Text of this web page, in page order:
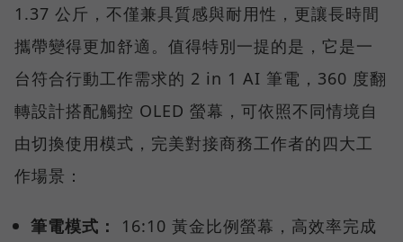
1.37 公斤，不僅兼具質感與耐用性，更讓長時間
攜帶變得更加舒適。值得特別一提的是，它是一
台符合行動工作需求的 2 in 1 AI 筆電，360 度翻
轉設計搭配觸控 OLED 螢幕，可依照不同情境自
由切換使用模式，完美對接商務工作者的四大工
作場景：
筆電模式：
16:10 黃金比例螢幕，高效率完成